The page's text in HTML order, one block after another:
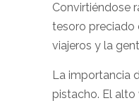
Convirtiéndose
tesoro preciado
viajeros y la
La importancia
pistacho. El